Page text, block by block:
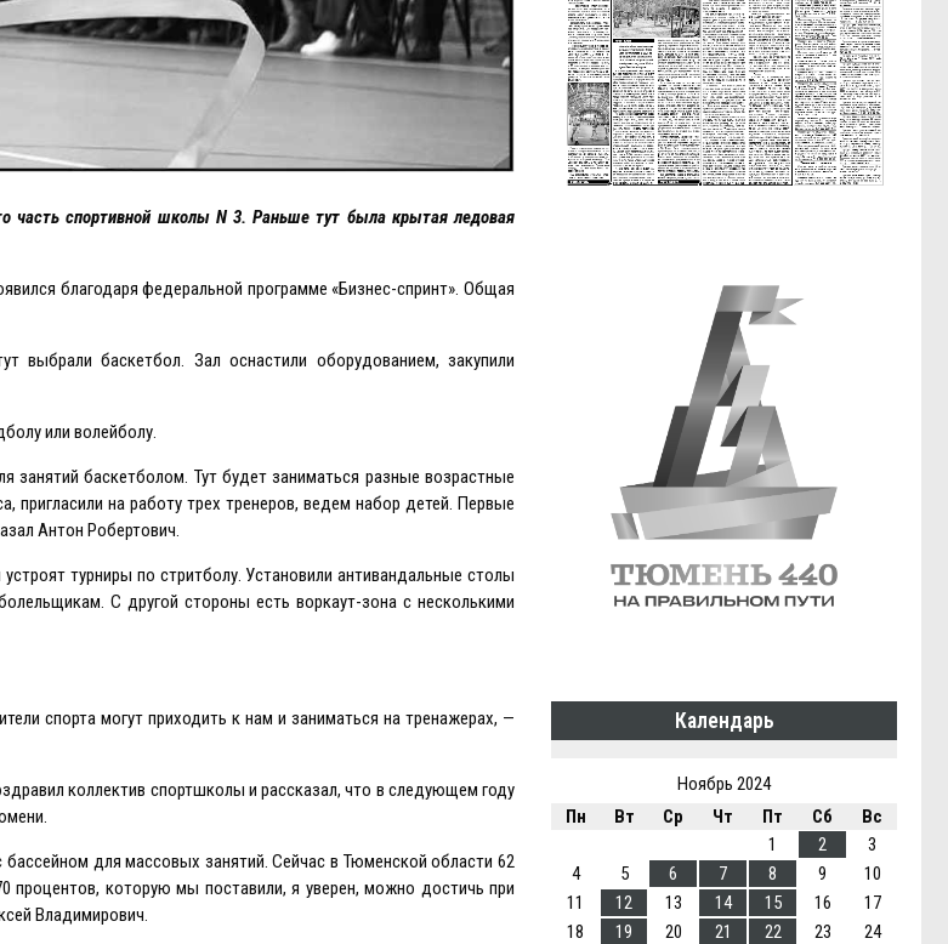
часть спортивной школы N 3. Раньше тут была крытая ледовая
благодаря федеральной программе «Бизнес-спринт». Общая
баскетбол. Зал оснастили оборудованием, закупили
или волейболу.
баскетболом. Тут будет заниматься разные возрастные
на работу трех тренеров, ведем набор детей. Первые
Антон Робертович.
турниры по стритболу. Установили антивандальные столы
С другой стороны есть воркаут-зона с несколькими
спорта могут приходить к нам и заниматься на тренажерах, —
коллектив спортшколы и рассказал, что в следующем году
для массовых занятий. Сейчас в Тюменской области 62
процентов, которую мы поставили, я уверен, можно достичь при
Владимирович.
Календарь
Ноябрь 2024
Пн
Вт Ср Чт Пт Сб
Вс
1
2
3
4
5 6 7 8 9
10
11
12 13 14 15 16
17
18
19 20 21 22 23
24